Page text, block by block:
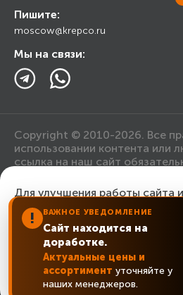
Ответы на вопросы
Блог
Пишите:
moscow@krepco.ru
Мы на связи:
Copyright © 2010-2026. Все
использовании контента или
ссылка на наш сайт
Политика конфиденциальности
Согласие на обработку
! ВАЖНОЕ УВЕДОМЛЕНИЕ
Сайт находится на
доработке.
Актуальные цены и
ассортимент уточняйте у
наших менеджеров.
Для улучшения работы сайта
пользователями мы
согласиться с нашим
нажмите “Ок, понятно!”
ОК, понятно!